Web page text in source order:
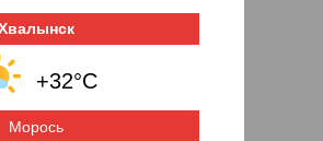
+32°C
Морось